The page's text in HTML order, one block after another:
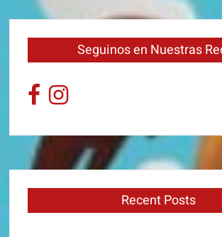
Seguinos en Nuestras
Recent Posts